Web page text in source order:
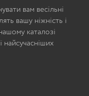
вам весільні
вашу ніжність і
каталозі
найсучасніших